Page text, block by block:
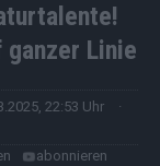
Linie
22:53 Uhr
·
abonnieren